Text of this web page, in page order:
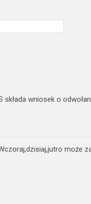
składa wniosek o
może